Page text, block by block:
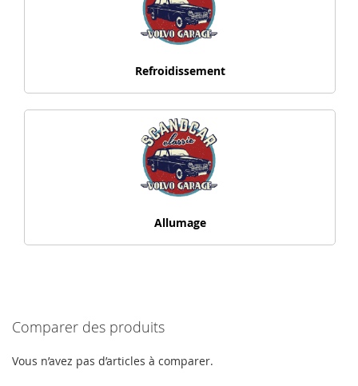
Refroidissement
Allumage
Comparer des produits
Vous n’avez pas d’articles à comparer.